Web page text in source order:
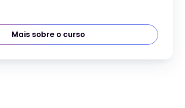
Mais sobre o curso